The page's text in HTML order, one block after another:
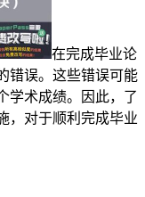
在完成毕业论
错误。这些错误可能
学术成绩。因此，了
，对于顺利完成毕业